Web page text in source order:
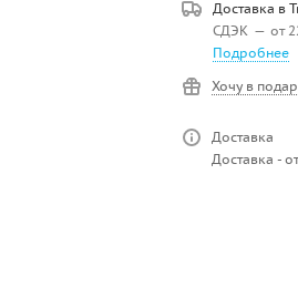
Доставка в
СДЭК — от
Подробнее
Хочу в
Доставка
Доставка -